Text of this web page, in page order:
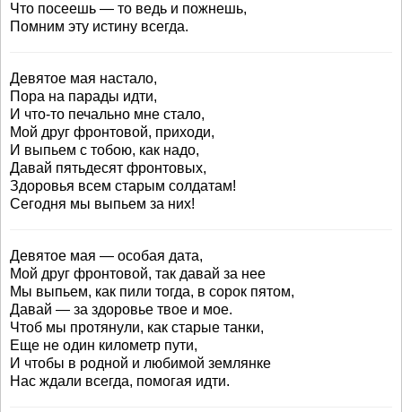
Что посеешь — то ведь и пожнешь,
Помним эту истину всегда.
Девятое мая настало,
Пора на парады идти,
И что-то печально мне стало,
Мой друг фронтовой, приходи,
И выпьем с тобою, как надо,
Давай пятьдесят фронтовых,
Здоровья всем старым солдатам!
Сегодня мы выпьем за них!
Девятое мая — особая дата,
Мой друг фронтовой, так давай за нее
Мы выпьем, как пили тогда, в сорок пятом,
Давай — за здоровье твое и мое.
Чтоб мы протянули, как старые танки,
Еще не один километр пути,
И чтобы в родной и любимой землянке
Нас ждали всегда, помогая идти.